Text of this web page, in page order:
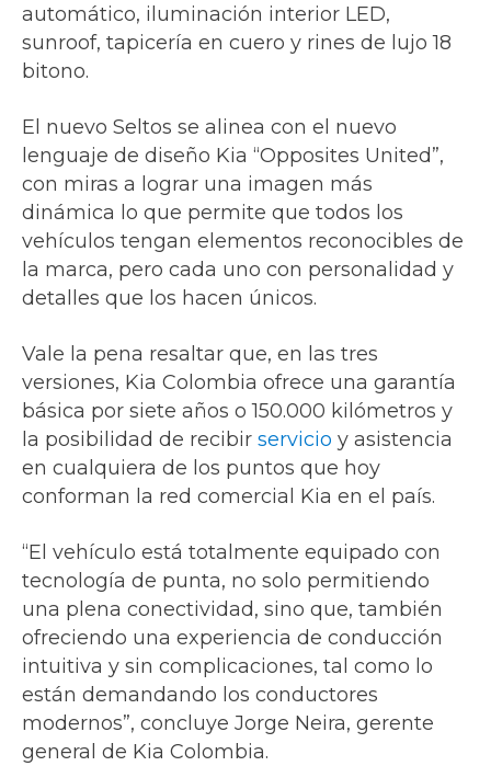
automático, iluminación interior LED,
sunroof, tapicería en cuero y rines de lujo 18
bitono.
El nuevo Seltos se alinea con el nuevo
lenguaje de diseño Kia “Opposites United”,
con miras a lograr una imagen más
dinámica lo que permite que todos los
vehículos tengan elementos reconocibles de
la marca, pero cada uno con personalidad y
detalles que los hacen únicos.
Vale la pena resaltar que, en las tres
versiones, Kia Colombia ofrece una garantía
básica por siete años o 150.000 kilómetros y
la posibilidad de recibir servicio y asistencia
en cualquiera de los puntos que hoy
conforman la red comercial Kia en el país.
“El vehículo está totalmente equipado con
tecnología de punta, no solo permitiendo
una plena conectividad, sino que, también
ofreciendo una experiencia de conducción
intuitiva y sin complicaciones, tal como lo
están demandando los conductores
modernos”, concluye Jorge Neira, gerente
general de Kia Colombia.